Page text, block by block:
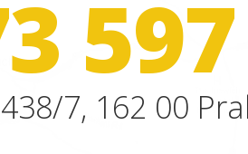
7, 162 00